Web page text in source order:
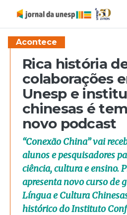
Acontece
Rica história
colaborações
Unesp e
chinesas é
novo podcast
“Conexão China” vai
alunos e pesquisadores
ciência, cultura e ensino.
apresenta novo curso de
Língua e Cultura
histórico do Instituto